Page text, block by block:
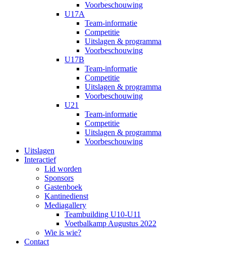
Voorbeschouwing
U17A
Team-informatie
Competitie
Uitslagen & programma
Voorbeschouwing
U17B
Team-informatie
Competitie
Uitslagen & programma
Voorbeschouwing
U21
Team-informatie
Competitie
Uitslagen & programma
Voorbeschouwing
Uitslagen
Interactief
Lid worden
Sponsors
Gastenboek
Kantinedienst
Mediagallery
Teambuilding U10-U11
Voetbalkamp Augustus 2022
Wie is wie?
Contact